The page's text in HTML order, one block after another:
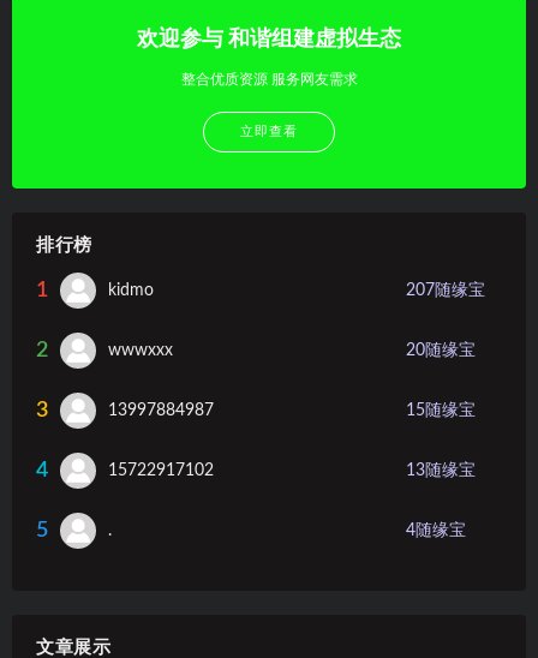
欢迎参与 和谐组建虚拟生态
整合优质资源 服务网友需求
立即查看
排行榜
1 kidmo 207 随缘宝
2 wwwxxx 20随缘宝
3 13997884987 15随缘宝
4 15722917102 13随缘宝
5 . 4随缘宝
文章展示